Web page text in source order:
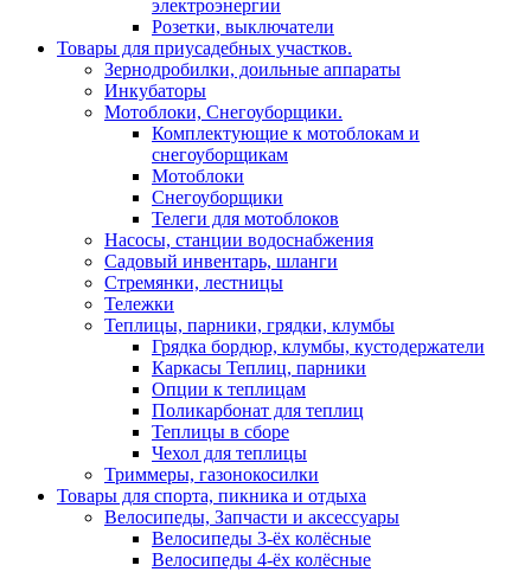
электроэнергии
Розетки, выключатели
Товары для приусадебных участков.
Зернодробилки, доильные аппараты
Инкубаторы
Мотоблоки, Снегоуборщики.
Комплектующие к мотоблокам и
снегоуборщикам
Мотоблоки
Снегоуборщики
Телеги для мотоблоков
Насосы, станции водоснабжения
Садовый инвентарь, шланги
Стремянки, лестницы
Тележки
Теплицы, парники, грядки, клумбы
Грядка бордюр, клумбы, кустодержатели
Каркасы Теплиц, парники
Опции к теплицам
Поликарбонат для теплиц
Теплицы в сборе
Чехол для теплицы
Триммеры, газонокосилки
Товары для спорта, пикника и отдыха
Велосипеды, Запчасти и аксессуары
Велосипеды 3-ёх колёсные
Велосипеды 4-ёх колёсные